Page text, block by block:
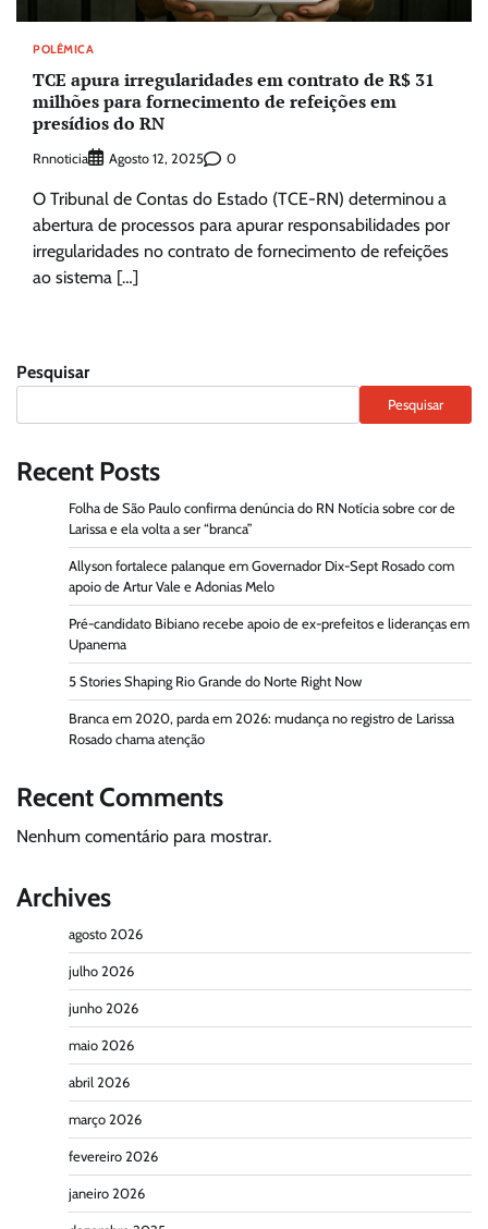
POLÊMICA
TCE apura irregularidades em contrato de R$ 31
milhões para fornecimento de refeições em
presídios do RN
Rnnoticia Agosto 12, 2025 0
O Tribunal de Contas do Estado (TCE-RN) determinou a
abertura de processos para apurar responsabilidades por
irregularidades no contrato de fornecimento de refeições
ao sistema […]
Pesquisar
Pesquisar
Recent Posts
Folha de São Paulo confirma denúncia do RN Notícia sobre cor de
Larissa e ela volta a ser “branca”
Allyson fortalece palanque em Governador Dix-Sept Rosado com
apoio de Artur Vale e Adonias Melo
Pré-candidato Bibiano recebe apoio de ex-prefeitos e lideranças em
Upanema
5 Stories Shaping Rio Grande do Norte Right Now
Branca em 2020, parda em 2026: mudança no registro de Larissa
Rosado chama atenção
Recent Comments
Nenhum comentário para mostrar.
Archives
agosto 2026
julho 2026
junho 2026
maio 2026
abril 2026
março 2026
fevereiro 2026
janeiro 2026